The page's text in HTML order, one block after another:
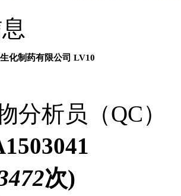
化制药有限公司 LV10
分析员（QC）
次)